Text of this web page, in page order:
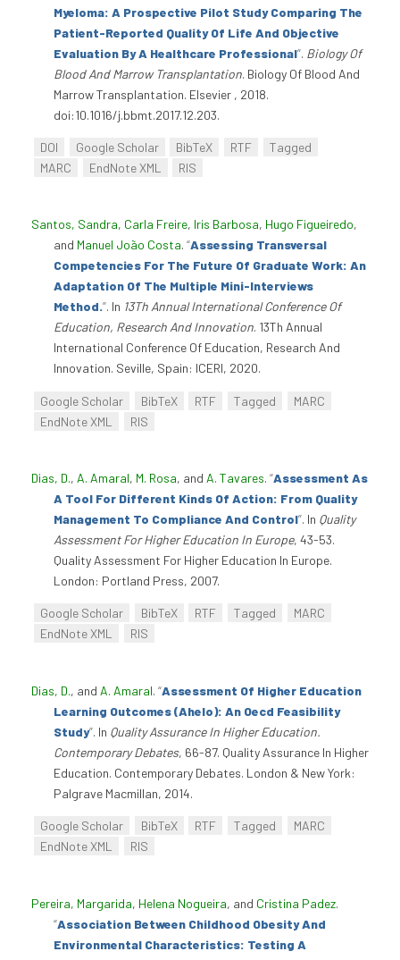
Myeloma: A Prospective Pilot Study Comparing The
Patient-Reported Quality Of Life And Objective
Evaluation By A Healthcare Professional”. Biology Of
Blood And Marrow Transplantation. Biology Of Blood And
Marrow Transplantation. Elsevier , 2018.
doi:10.1016/j.bbmt.2017.12.203.
DOI Google Scholar BibTeX RTF
Tagged
MARC
EndNote XML RIS
Santos, Sandra, Carla Freire, Iris Barbosa, Hugo Figueiredo,
and Manuel João Costa. “Assessing Transversal
Competencies For The Future Of Graduate Work: An
Adaptation Of The Multiple Mini-Interviews
Method.”. In 13Th Annual International Conference Of
Education, Research And Innovation. 13Th Annual
International Conference Of Education, Research And
Innovation. Seville, Spain: ICERI, 2020.
Google Scholar BibTeX RTF Tagged
MARC
EndNote XML
RIS
Dias, D., A. Amaral, M. Rosa, and A. Tavares. “Assessment As
A Tool For Different Kinds Of Action: From Quality
Management To Compliance And Control”. In Quality
Assessment For Higher Education In Europe, 43-53.
Quality Assessment For Higher Education In Europe.
London: Portland Press, 2007.
Google Scholar BibTeX RTF Tagged
MARC
EndNote XML
RIS
Dias, D., and A. Amaral. “Assessment Of Higher Education
Learning Outcomes (Ahelo): An Oecd Feasibility
Study”. In Quality Assurance In Higher Education.
Contemporary Debates, 66-87. Quality Assurance In Higher
Education. Contemporary Debates. London & New York:
Palgrave Macmillan, 2014.
Google Scholar BibTeX RTF Tagged
MARC
EndNote XML
RIS
Pereira, Margarida, Helena Nogueira, and Cristina Padez.
“Association Between Childhood Obesity And
Environmental Characteristics: Testing A